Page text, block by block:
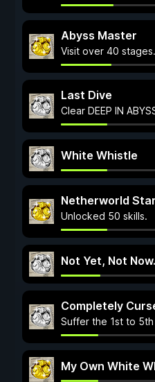
Abyss Master
Visit over 40 stages.
Last Dive
Clear DEEP IN
White Whistle
Netherworld Star
Unlocked 50 skills.
Not Yet, Not
Completely
Suffer the 1st to 5th
My Own White